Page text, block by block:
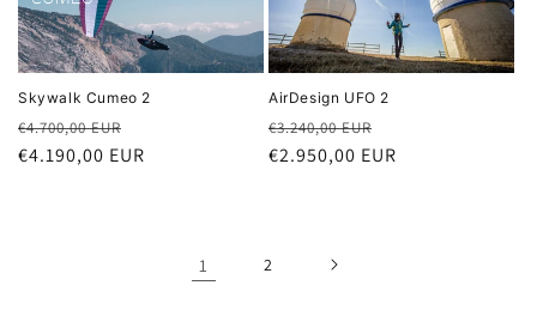
Skywalk Cumeo 2
Normaler
Preis
€4.700,00 EUR
€4.190,00 EUR
AirDesign UFO 2
Normaler
Preis
€3.240,00 EUR
€2.950,00 EUR
1 2